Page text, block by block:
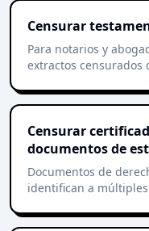
Censurar
Para notarios y
extractos censurados
Censurar
documentos de
Documentos de
identifican a